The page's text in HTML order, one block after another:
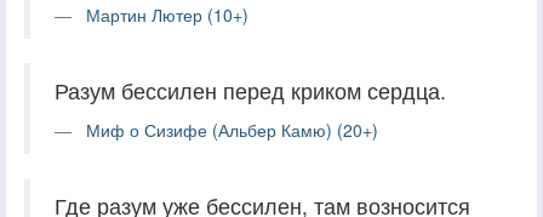
Мартин Лютер (10+)
Разум бессилен перед криком сердца.
Миф о Сизифе (Альбер Камю) (20+)
Где разум уже бессилен, там возносится